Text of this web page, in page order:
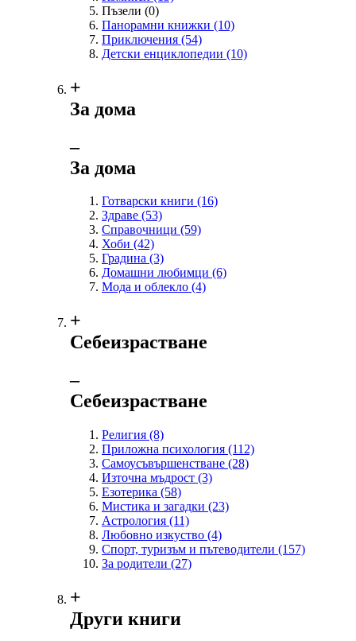
Пъзели (0)
Панорамни книжки (10)
Приключения (54)
Детски енциклопедии (10)
+
За дома
‒
За дома
Готварски книги (16)
Здраве (53)
Справочници (59)
Хоби (42)
Градина (3)
Домашни любимци (6)
Мода и облекло (4)
+
Себеизрастване
‒
Себеизрастване
Религия (8)
Приложна психология (112)
Самоусъвършенстване (28)
Източна мъдрост (3)
Езотерика (58)
Мистика и загадки (23)
Астрология (11)
Любовно изкуство (4)
Спорт, туризъм и пътеводители (157)
За родители (27)
+
Други книги